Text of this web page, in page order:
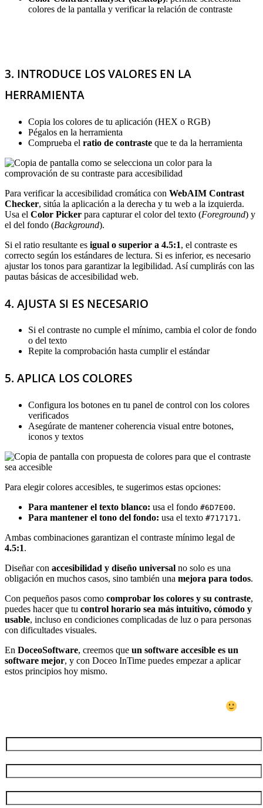
colores de la pantalla y verificar la relación de contraste
3. INTRODUCE LOS VALORES EN LA
HERRAMIENTA
Copia los colores de tu aplicación (HEX o RGB)
Pégalos en la herramienta
Comprueba el ratio de contraste que te da la herramienta
Para verificar la accesibilidad cromática con WebAIM Contrast
Checker, sitúa la aplicación a la derecha y tu web a la izquierda.
Usa el Color Picker para capturar el color del texto (Foreground) y
el del fondo (Background).
Si el ratio resultante es igual o superior a 4.5:1, el contraste es
correcto según los estándares de lectura. Si es inferior, es necesario
ajustar los tonos para garantizar la legibilidad. Así cumplirás con las
pautas básicas de accesibilidad web.
4. AJUSTA SI ES NECESARIO
Si el contraste no cumple el mínimo, cambia el color de fondo
o del texto
Repite la comprobación hasta cumplir el estándar
5. APLICA LOS COLORES
Configura los botones en tu panel de control con los colores
verificados
Asegúrate de mantener coherencia visual entre botones,
iconos y textos
Para elegir colores accesibles, te sugerimos estas opciones:
Para mantener el texto blanco: usa el fondo #6D7E00.
Para mantener el tono del fondo: usa el texto #717171 .
Ambas combinaciones garantizan el contraste mínimo legal de
4.5:1.
Diseñar con accesibilidad y diseño universal no solo es una
obligación en muchos casos, sino también una mejora para todos.
Con pequeños pasos como comprobar los colores y su contraste,
puedes hacer que tu control horario sea más intuitivo, cómodo y
usable, incluso en condiciones complicadas de luz o para personas
con dificultades visuales.
En DoceoSoftware, creemos que un software accesible es un
software mejor, y con Doceo InTime puedes empezar a aplicar
estos principios hoy mismo.